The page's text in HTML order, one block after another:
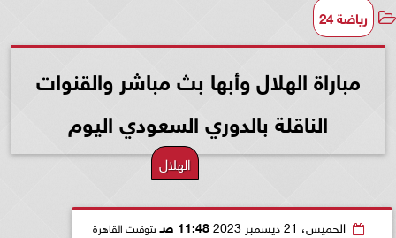
رياضة 24
مباراة الهلال وأبها بث مباشر والقنوات
الناقلة بالدوري السعودي اليوم
الهلال
الخميس، 21 ديسمبر 2023 11:48 صـ بتوقيت القاهرة